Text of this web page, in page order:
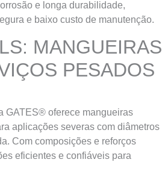
e longa durabilidade,
e baixo custo de manutenção.
MANGUEIRAS
PESADOS
GATES® oferece mangueiras
aplicações severas com diâmetros
Com composições e reforços
eficientes e confiáveis para